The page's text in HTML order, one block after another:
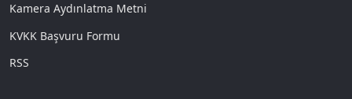
Kamera Aydınlatma Metni
KVKK Başvuru Formu
RSS